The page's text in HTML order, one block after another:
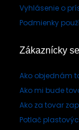
Vyhlásenie o
Podmienky
Zákaznícky
Ako objednám
Ako mi bude
Ako za tovar
Potlač